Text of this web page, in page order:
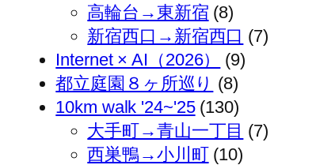
高輪台→東新宿 (8)
新宿西口→新宿西口 (7)
Internet × AI（2026）
(9)
都立庭園８ヶ所巡り (8)
10km walk '24~'25(130)
大手町→青山一丁目 (7)
西巣鴨→小川町(10)